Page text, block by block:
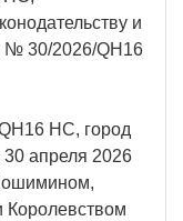
и
№ 30/2026/QH16
НС, город
апреля 2026
Королевством